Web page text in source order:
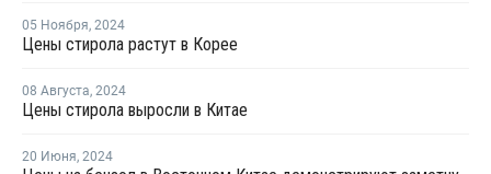
05 Ноября, 2024
Цены стирола растут в Корее
08 Августа, 2024
Цены стирола выросли в Китае
20 Июня, 2024